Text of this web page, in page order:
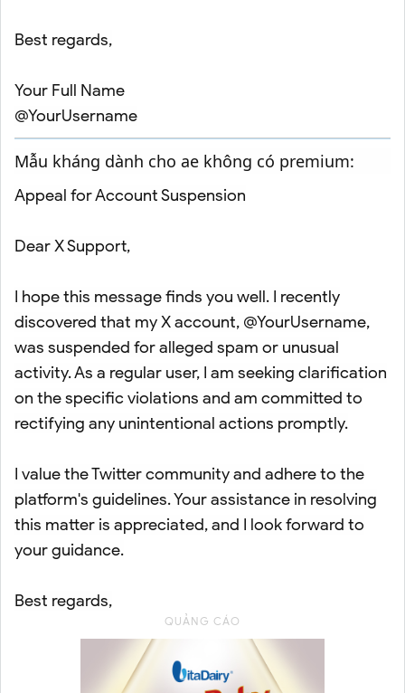
Best regards,
Your Full Name
@YourUsername
Mẫu kháng dành cho ae không có premium:
Appeal for Account Suspension
Dear X Support,
I hope this message finds you well. I recently
discovered that my X account, @YourUsername,
was suspended for alleged spam or unusual
activity. As a regular user, I am seeking clarification
on the specific violations and am committed to
rectifying any unintentional actions promptly.
I value the Twitter community and adhere to the
platform's guidelines. Your assistance in resolving
this matter is appreciated, and I look forward to
your guidance.
Best regards,